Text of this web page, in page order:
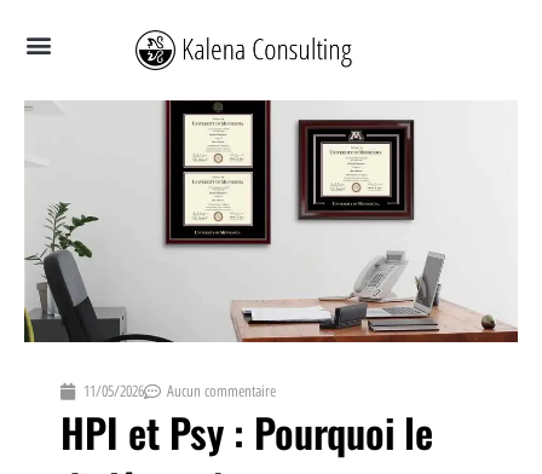
11/05/2026 Aucun commentaire
HPI et Psy : Pourquoi le